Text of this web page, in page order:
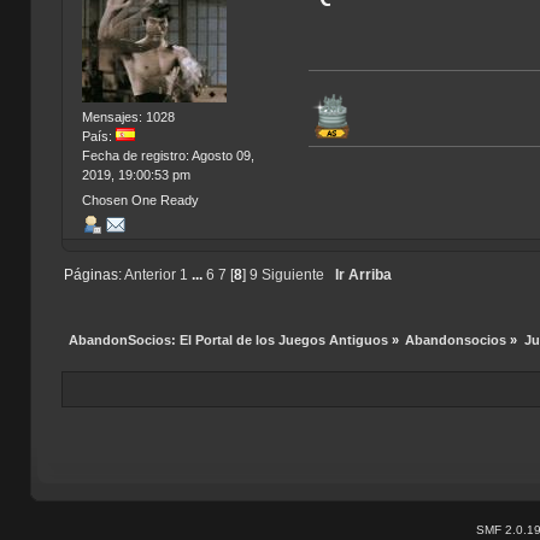
Mensajes: 1028
País:
Fecha de registro: Agosto 09,
2019, 19:00:53 pm
Chosen One Ready
Páginas:Anterior 1 ... 6 7 [8] 9 Siguiente Ir Arriba
AbandonSocios: El Portal de los Juegos Antiguos» Abandonsocios »
SMF 2.0.19